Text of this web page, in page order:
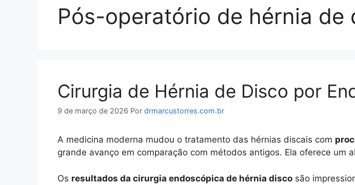
Pós-operatório de hérnia de
Cirurgia de Hérnia de Disco por
9 de março de 2026 Por drmarcustorres.com.br
A medicina moderna mudou o tratamento das hérnias discais com
grande avanço em comparação com métodos antigos. Ela oferece um
Os resultados da cirurgia endoscópica de hérnia disco são